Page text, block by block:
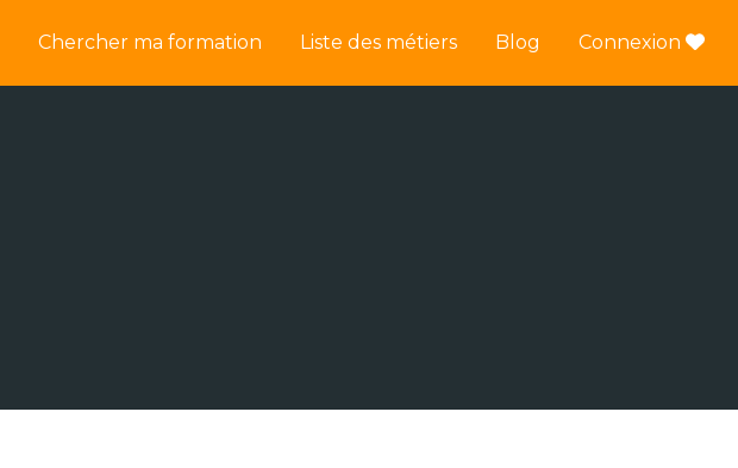
Chercher ma formation Liste des métiers Blog Connexion